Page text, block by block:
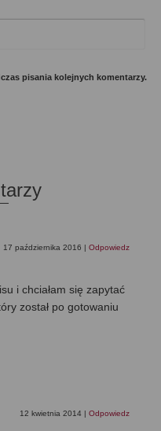
pisania kolejnych komentarzy.
17 października 2016 | Odpowiedz
i chciałam się zapytać
został po gotowaniu
12 kwietnia 2014 | Odpowiedz